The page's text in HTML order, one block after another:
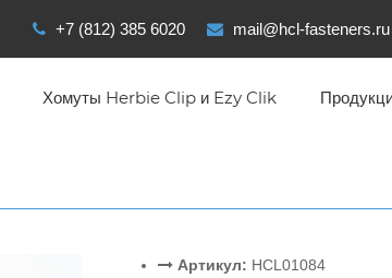
+7 (812) 385 6020 mail@hcl-fasteners.ru
Хомуты Herbie Clip и Ezy Clik
Артикул: HCL01084